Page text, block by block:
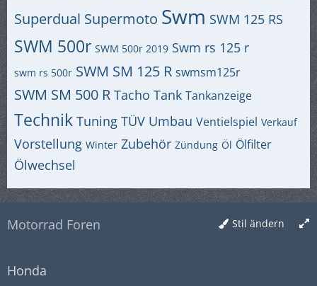
Superdual Supermoto Swm SWM 125 RS
SWM 500r SWM 500r 2019 Swm rs 125 r
swm rs 500r SWM SM 125 R swmsm125r
SWM SM 500 R Tacho Tank Tankanzeige
Technik Tuning TÜV Umbau Ventielspiel Verkauf
Vorstellung Winter Zubehör Zündung Öl Ölfilter
Ölwechsel
Stil ändern
Motorrad Foren
Honda